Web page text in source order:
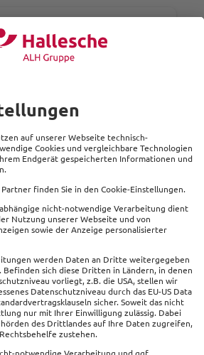
depressionshilfe.de
Sitemap
Barrierefreiheit